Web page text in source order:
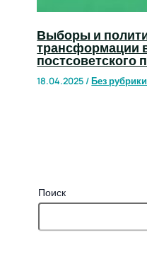
Выборы и
трансформации
постсоветского
18.04.2025/Без рубрики
Поиск